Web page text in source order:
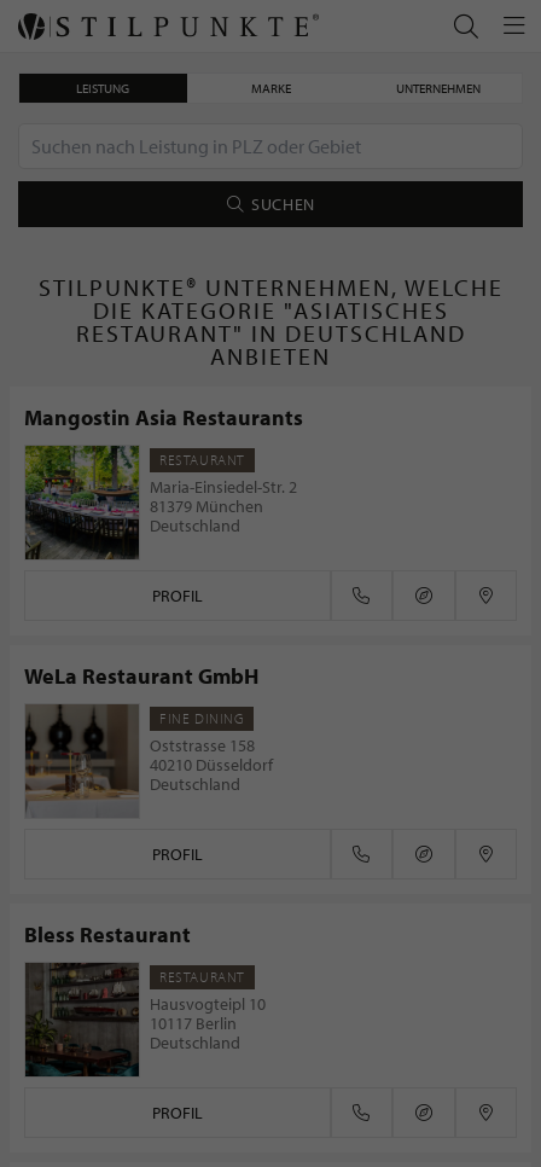
LEISTUNG MARKE UNTERNEHMEN
SUCHEN
STILPUNKTE® UNTERNEHMEN, WELCHE
DIE KATEGORIE "ASIATISCHES
RESTAURANT" IN DEUTSCHLAND
ANBIETEN
Mangostin Asia Restaurants
RESTAURANT
Maria-Einsiedel-Str. 2
81379 München
Deutschland
PROFIL
WeLa Restaurant GmbH
FINE DINING
Oststrasse 158
40210 Düsseldorf
Deutschland
PROFIL
Bless Restaurant
RESTAURANT
Hausvogteipl 10
10117 Berlin
Deutschland
PROFIL